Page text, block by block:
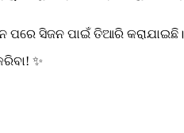
ସିଜନ ପାଇଁ ତିଆରି କରାଯାଇଛି।
✨